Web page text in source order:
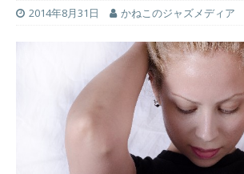
2014年8月31日 かねこのジャズメディア